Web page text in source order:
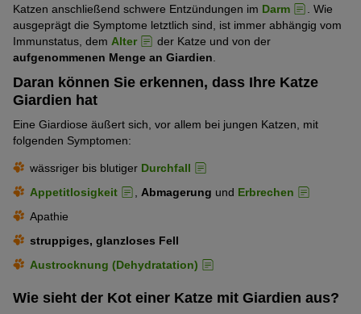
Katzen anschließend schwere Entzündungen im Darm
. Wie
ausgeprägt die Symptome letztlich sind, ist immer abhängig vom
Immunstatus, dem Alter
der Katze und von der
aufgenommenen Menge an Giardien
Daran können Sie erkennen, dass Ihre Katze
Giardien hat
Eine Giardiose äußert sich, vor allem bei jungen Katzen, mit
folgenden Symptomen:
wässriger bis blutiger Durchfall
Appetitlosigkeit
Abmagerung und Erbrechen
Apathie
struppiges, glanzloses Fell
Austrocknung (Dehydratation)
Wie sieht der Kot einer Katze mit Giardien aus?